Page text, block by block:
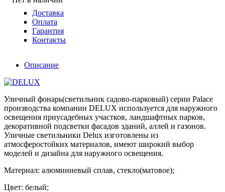
Доставка
Оплата
Гарантия
Контакты
Описание
Уличный фонарь(светильник садово-парковый) серии Palace
производства компании DELUX используется для наружного
освещения приусадебных участков, ландшафтных парков,
декоративной подсветки фасадов зданий, аллей и газонов.
Уличные светильники Delux изготовлены из
атмосферостойких материалов, имеют широкий выбор
моделей и дизайна для наружного освещения.
Материал: алюминиевый сплав, стекло(матовое);
Цвет: белый;